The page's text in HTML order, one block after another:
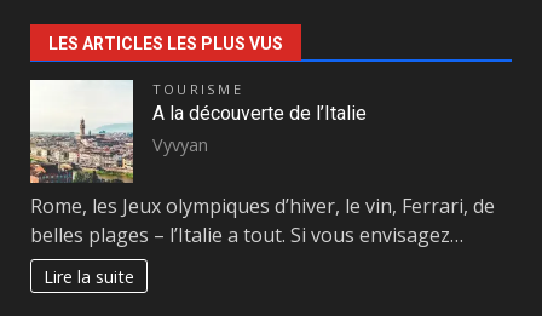
LES ARTICLES LES PLUS VUS
TOURISME
A la découverte de l’Italie
Vyvyan
Rome, les Jeux olympiques d’hiver, le vin, Ferrari, de
belles plages – l’Italie a tout. Si vous envisagez…
Lire la suite